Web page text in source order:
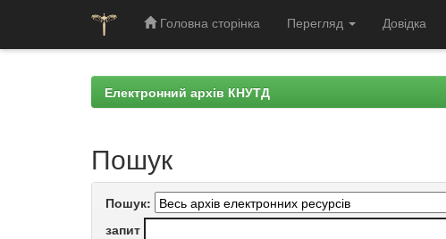
Головна сторінка Перегляд Довідка
Електронний архів КНУТД
Пошук
Пошук:
запит